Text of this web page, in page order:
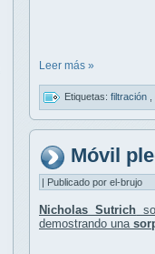
Leer más »
Etiquetas: filtración
Móvil
| Publicado por el-brujo
Nicholas Sutrich
demostrando una